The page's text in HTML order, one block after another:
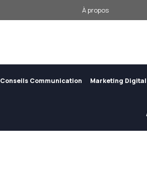
À propos
Conseils Communication Marketing Digital